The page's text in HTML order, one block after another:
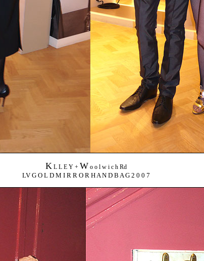
KL L E Y + W o o l w i c h Rd
LV G O L D M I R R O R H A N D B A G 2 0 0 7